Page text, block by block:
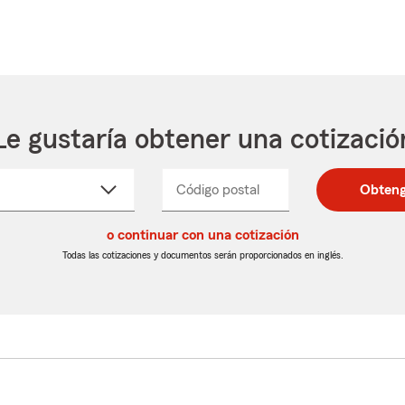
gustaría obtener una
Código postal
postal
de
postal
de
_____
o continuar con una cotización
Todas las cotizaciones y documentos serán proporcionados en inglés.